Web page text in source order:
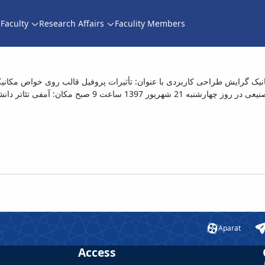
Faculty Research Affairs Faculity Members
رشته مهندسی مکانیک گرایش طراحی کاربردی
منیزیم تولید شده طی عملیات اکستروژن
گرایش طراحی کاربردی با عنوان: تأثیرات پروفیل قالب روی خواص
مستقیم نگارش: دانش فریور با راهنمایی آقای دکتر
Aparat
Access